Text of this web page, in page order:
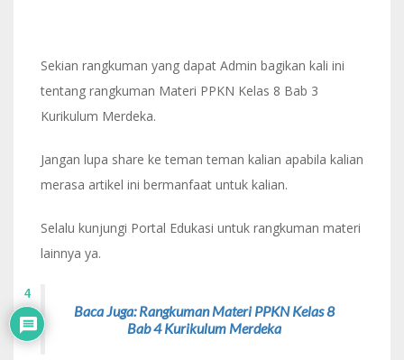
Sekian rangkuman yang dapat Admin bagikan kali ini
tentang rangkuman Materi PPKN Kelas 8 Bab 3
Kurikulum Merdeka.
Jangan lupa share ke teman teman kalian apabila kalian
merasa artikel ini bermanfaat untuk kalian.
Selalu kunjungi Portal Edukasi untuk rangkuman materi
lainnya ya.
Baca Juga: Rangkuman Materi PPKN Kelas 8
Bab 4 Kurikulum Merdeka
4